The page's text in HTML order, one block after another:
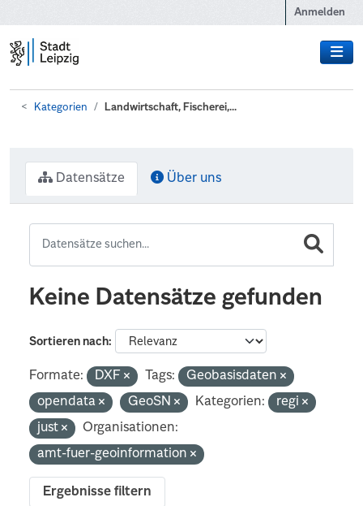
Anmelden
Kategorien Landwirtschaft, Fischerei,...
Datensätze Über uns
Keine Datensätze gefunden
Sortieren nach
Formate: DXF Tags:
Geobasisdaten
opendata
GeoSN Kategorien:
regi
just
Organisationen:
amt-fuer-geoinformation
Ergebnisse filtern